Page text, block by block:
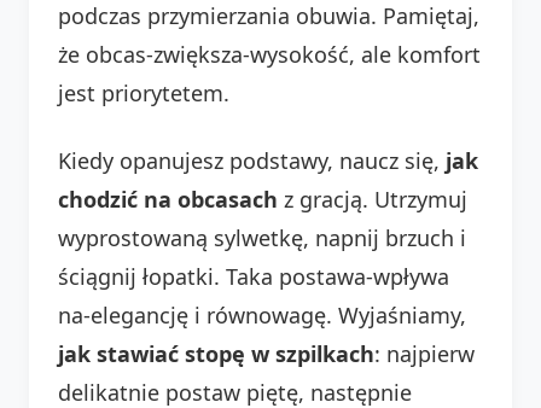
podczas przymierzania obuwia. Pamiętaj,
że obcas-zwiększa-wysokość, ale komfort
jest priorytetem.
Kiedy opanujesz podstawy, naucz się, jak
chodzić na obcasach z gracją. Utrzymuj
wyprostowaną sylwetkę, napnij brzuch i
ściągnij łopatki. Taka postawa-wpływa
na-elegancję i równowagę. Wyjaśniamy,
jak stawiać stopę w szpilkach: najpierw
delikatnie postaw piętę, następnie